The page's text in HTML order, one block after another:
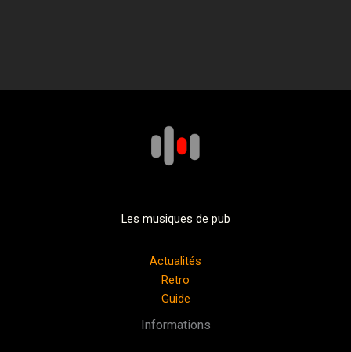
Les musiques de pub
Actualités
Retro
Guide
Informations